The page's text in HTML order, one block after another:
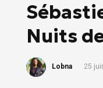
Nuits
Lobna 25